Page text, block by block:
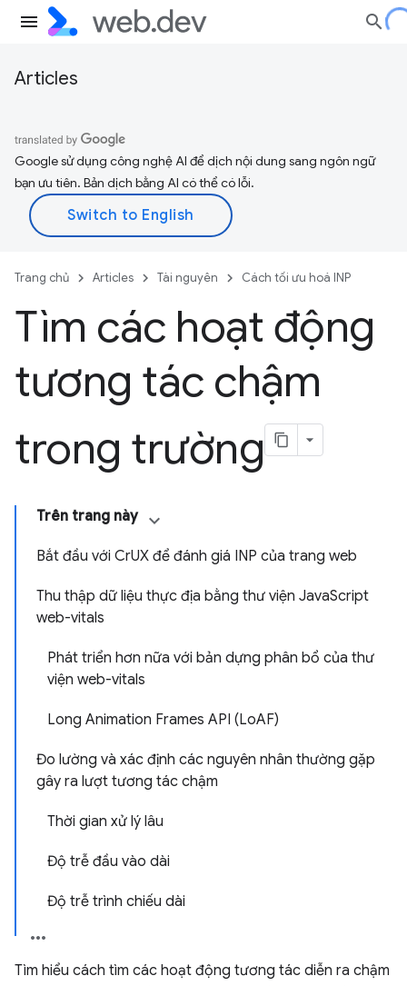
Articles
Google sử dụng công nghệ AI để dịch nội dung sang ngôn ngữ
bạn ưu tiên. Bản dịch bằng AI có thể có lỗi.
Trang chủ Articles Tài nguyên Cách tối ưu hoá INP
Tìm các hoạt động
tương tác chậm
trong trường
Trên trang này
Bắt đầu với CrUX để đánh giá INP của trang web
Thu thập dữ liệu thực địa bằng thư viện JavaScript
web-vitals
Phát triển hơn nữa với bản dựng phân bổ của thư
viện web-vitals
Long Animation Frames API (LoAF)
Đo lường và xác định các nguyên nhân thường gặp
gây ra lượt tương tác chậm
Thời gian xử lý lâu
Độ trễ đầu vào dài
Độ trễ trình chiếu dài
Tìm hiểu cách tìm các hoạt động tương tác diễn ra chậm